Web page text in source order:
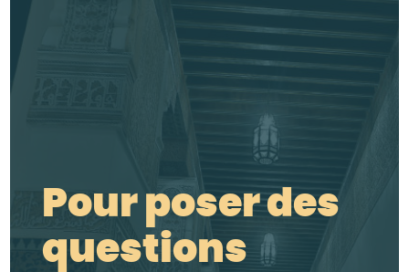
Pour poser des
questions